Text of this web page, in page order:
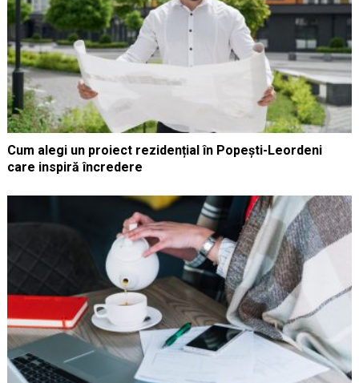
Cum alegi un proiect rezidențial în Popești-Leordeni
care inspiră încredere